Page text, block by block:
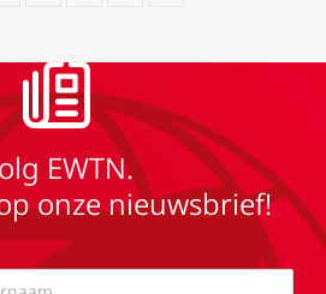
EWTN.
onze nieuwsbrief!